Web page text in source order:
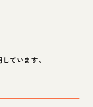
ています。